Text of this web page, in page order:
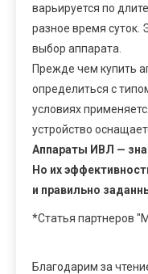
варьируется по
разное время суток.
выбор аппарата.
Прежде чем купить
определиться с
условиях
устройство
Аппараты ИВЛ —
Но их
и правильно
*Статья партнеров
Благодарим за